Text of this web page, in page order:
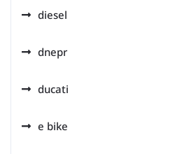
diesel
dnepr
ducati
e bike